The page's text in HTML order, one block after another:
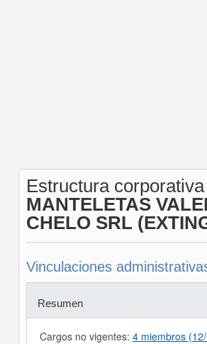
Estructura
MANTELETAS
CHELO SRL
Vinculaciones
Resumen
Cargos no vigentes: 4 miembros